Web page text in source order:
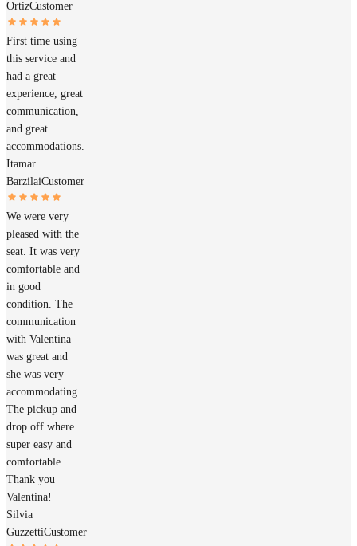
OrtizCustomer
First time using
this service and
had a great
experience, great
communication,
and great
accommodations.
Itamar
BarzilaiCustomer
We were very
pleased with the
seat. It was very
comfortable and
in good
condition. The
communication
with Valentina
was great and
she was very
accommodating.
The pickup and
drop off where
super easy and
comfortable.
Thank you
Valentina!
Silvia
GuzzettiCustomer